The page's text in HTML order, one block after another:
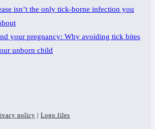
isn’t the only tick-borne infection you
your pregnancy: Why avoiding tick bites
unborn child
policy | Logo files